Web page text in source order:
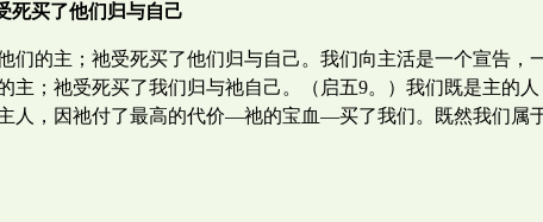
死买了他们归与自己
们的主；祂受死买了他们归与自己。我们向主活是一个宣告，
主；祂受死买了我们归与祂自己。（启五9。）我们既是主的
人，因祂付了最高的代价—祂的宝血—买了我们。既然我们属